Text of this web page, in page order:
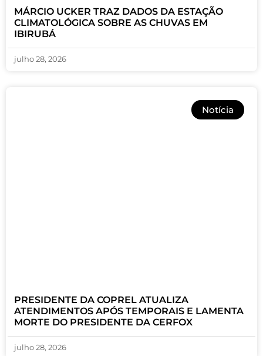
MÁRCIO UCKER TRAZ DADOS DA ESTAÇÃO
CLIMATOLÓGICA SOBRE AS CHUVAS EM
IBIRUBÁ
julho 28, 2026
Notícia
PRESIDENTE DA COPREL ATUALIZA
ATENDIMENTOS APÓS TEMPORAIS E LAMENTA
MORTE DO PRESIDENTE DA CERFOX
julho 28, 2026